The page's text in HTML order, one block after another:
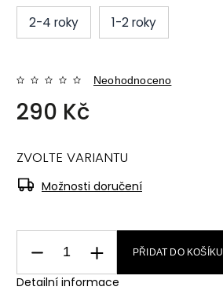
2-4 roky 1-2 roky
Neohodnoceno
290 Kč
ZVOLTE VARIANTU
Možnosti doručení
PŘIDAT DO KOŠÍKU
Detailní informace